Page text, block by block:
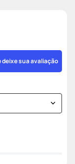
deixe sua avaliação